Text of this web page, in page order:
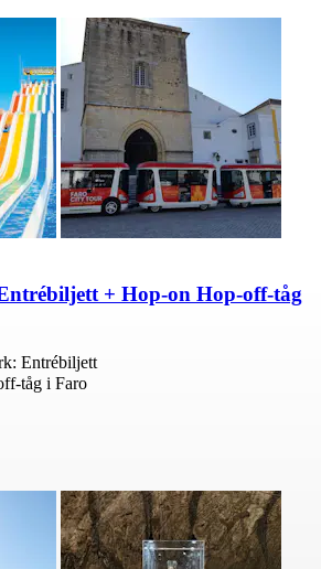
+ Hop-on Hop-off-tåg
Entrébiljett
tåg i Faro